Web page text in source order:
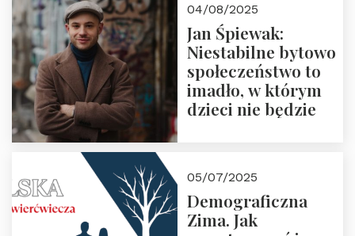
Nawrockiego
04/08/2025
Jan Śpiewak:
Niestabilne bytowo
społeczeństwo to
imadło, w którym
dzieci nie będzie
05/07/2025
Demograficzna
Zima. Jak